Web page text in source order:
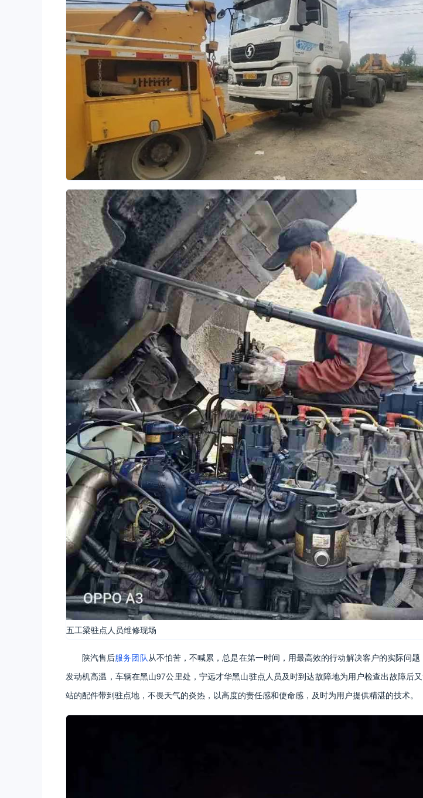
五工梁驻点人员维修现场
陕汽售后服务团队 从不怕苦，不喊累，总是在第一时间，用最高效的行动解决客户的实际问
发动机高温，车辆在黑山97公里处，宁远才华黑山驻点人员及时到达故障地为用户检查出故障后
站的配件带到驻点地，不畏天气的炎热，以高度的责任感和使命感，及时为用户提供精湛的技术。